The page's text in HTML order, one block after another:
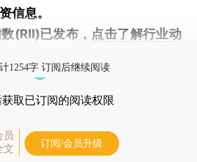
信息。
(RII)已发布， 点击了解行业动
1254字 订阅后继续阅读
获取已订阅的阅读权限
员
文
订阅/会员升级